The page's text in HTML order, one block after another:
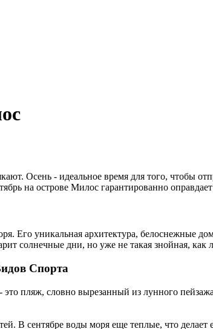
Осень - идеальное время для того, чтобы
на острове Милос гарантированно
Его уникальная архитектура, белоснежные
солнечные дни, но уже не такая знойная, как
Спорта
это пляж, словно вырезанный из лунного
В сентябре воды моря еще теплые, что